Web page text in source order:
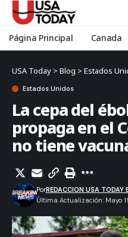
Página Principal Canada
USA Today > Blog > Estados
Estados Unidos
La cepa del
propaga en el
no tiene
Última Actualización: Mayo
PorREDACCION USA TODAY